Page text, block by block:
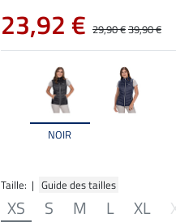
NOIR
Taille: | Guide des tailles
XS S M L XL
23,92 € 29,90 €39,90 €